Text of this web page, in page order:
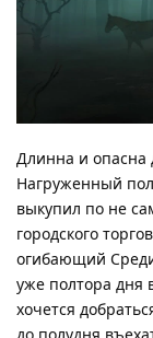
Длинна и опасна
Нагруженный
выкупил по не
городского
огибающий
уже полтора дня
хочется